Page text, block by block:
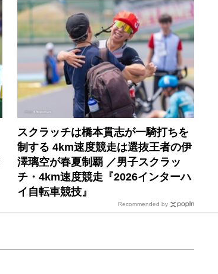
スクラッチは橋本貫志が一騎打ちを
制する 4km速度競走は選抜王者の伊
澤璃空が春夏制覇 ／男子スクラッ
チ・4km速度競走『2026インターハ
イ自転車競技』
Recommended by